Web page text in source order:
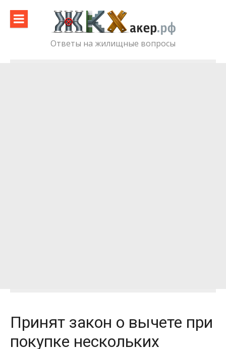
content
Ответы на жилищные вопросы
Принят закон о вычете при
покупке нескольких